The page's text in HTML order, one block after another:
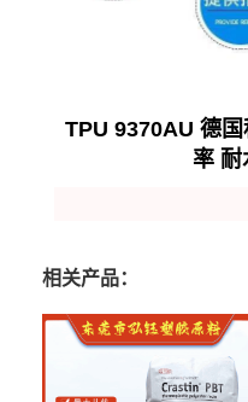
TPU 9370AU 德
率 耐
相关产品：